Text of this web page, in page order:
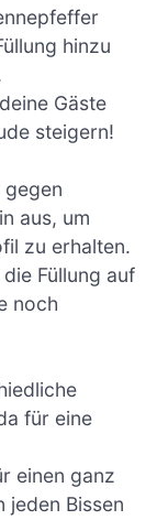
hinzu
Gäste
steigern!
gegen
aus, um
zu erhalten.
Füllung auf
noch
für eine
einen ganz
jeden Bissen